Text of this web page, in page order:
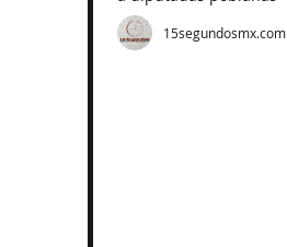
15segundosmx.com